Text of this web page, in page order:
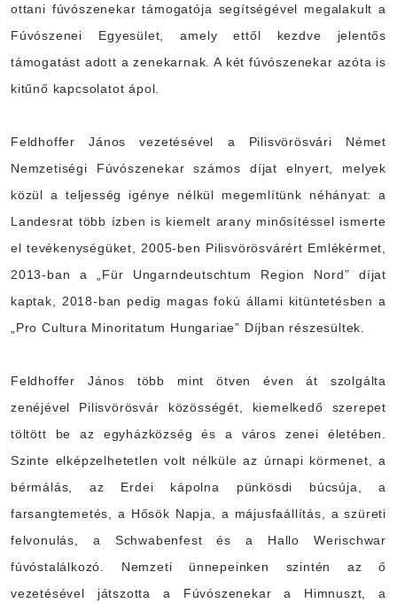
ottani fúvószenekar támogatója segítségével megalakult a
Fúvószenei Egyesület, amely ettől kezdve jelentős
támogatást adott a zenekarnak. A két fúvószenekar azóta is
kitűnő kapcsolatot ápol.
Feldhoffer János vezetésével a Pilisvörösvári Német
Nemzetiségi Fúvószenekar számos díjat elnyert, melyek
közül a teljesség igénye nélkül megemlítünk néhányat: a
Landesrat több ízben is kiemelt arany minősítéssel ismerte
el tevékenységüket, 2005-ben Pilisvörösvárért Emlékérmet,
2013-ban a „Für Ungarndeutschtum Region Nord” díjat
kaptak, 2018-ban pedig magas fokú állami kitüntetésben a
„Pro Cultura Minoritatum Hungariae” Díjban részesültek.
Feldhoffer János több mint ötven éven át szolgálta
zenéjével Pilisvörösvár közösségét, kiemelkedő szerepet
töltött be az egyházközség és a város zenei életében.
Szinte elképzelhetetlen volt nélküle az úrnapi körmenet, a
bérmálás, az Erdei kápolna pünkösdi búcsúja, a
farsangtemetés, a Hősök Napja, a májusfaállítás, a szüreti
felvonulás, a Schwabenfest és a Hallo Werischwar
fúvóstalálkozó. Nemzeti ünnepeinken szintén az ő
vezetésével játszotta a Fúvószenekar a Himnuszt, a